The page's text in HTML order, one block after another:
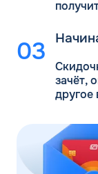
зачёт,
другое